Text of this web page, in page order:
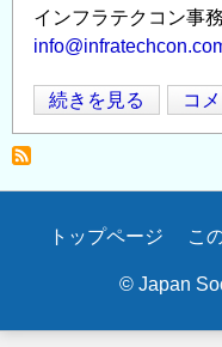
インフラテクコン事
イ
ン
ラ
ク
続きを見る コ
Secondary
トップページ こ
© Japan